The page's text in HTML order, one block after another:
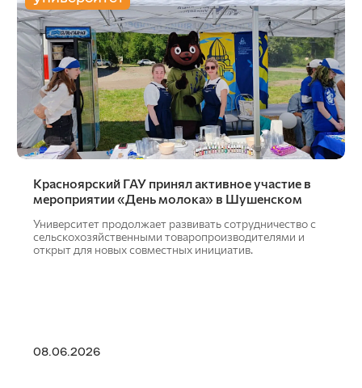
Красноярский ГАУ принял активное участие в
мероприятии «День молока» в Шушенском
Университет продолжает развивать сотрудничество с
сельскохозяйственными товаропроизводителями и
открыт для новых совместных инициатив.
08.06.2026